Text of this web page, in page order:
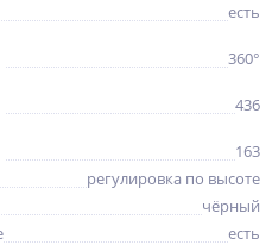
есть
360°
436
163
регулировка по высоте
чёрный
есть